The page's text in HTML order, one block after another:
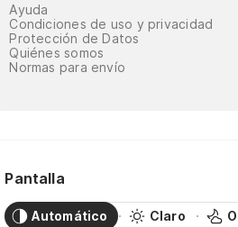
Ayuda
Condiciones de uso y privacidad
Protección de Datos
Quiénes somos
Normas para envío
Pantalla
Automático Claro